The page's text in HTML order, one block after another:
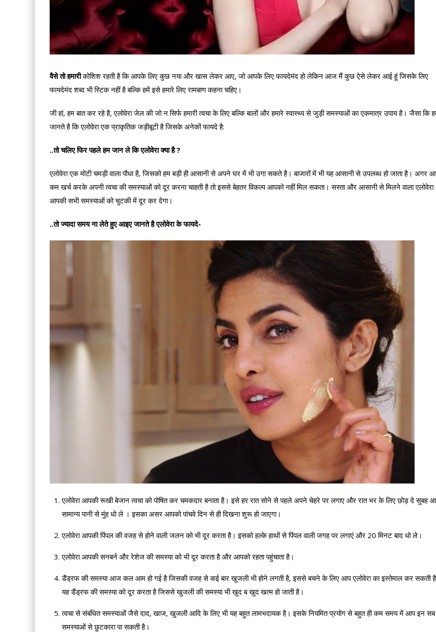
वैसे तो हमारीकोशिश रहती है कि आपके लिए कुछ नया और खास लेकर आए, जो आपके लिए फायदेमंद हो लेकिन आज मैं कुछ ऐसे लेकर आई हूं जिसके लिए
फायदेमंद शब्द भी स्टिक नहीं है बल्कि हमें इसे हमारे लिए रामबाण कहना चहिए।
जी हां, हम बात कर रहे है, एलोवेरा जेल की जो न सिर्फ हमारी त्वचा के लिए बल्कि बालों और हमारे स्वास्थ्य से जुड़ी समस्याओं का एकमात्र उपाय है। जैसा कि
जानते है कि एलोवेरा एक प्राकृतिक जड़ीबूटी है जिसके अनेकों फायदे है:
..तो चलिए फिर पहले हम जान ले कि एलोवेरा क्या है ?
एलोवेरा एक मोटी चमड़ी वाला पौधा है, जिसको हम बड़ी ही आसानी से अपने घर में भी उगा सकते है। बाजारों में भी यह आसानी से उपलब्ध हो जाता है। अगर
कम खर्च करके अपनी त्वचा की समस्याओं को दूर करना चाहती है तो इससे बेहतर विकल्प आपको नहीं मिल सकता। सस्ता और आसानी से मिलने वाला एलोवेरा
आपकी सभी समस्याओं को चुटकी में दूर कर देगा।
..तो ज्यादा समय ना लेते हुए आइए जानते है एलोवेरा के फायदे-
एलोवेरा आपकी रूखी बेजान त्वचा को पोषित कर चमकदार बनाता है। इसे हर रात सोने से पहले अपने चेहरे पर लगाए और रात भर के लिए छोड़ दे सुबह
सामान्य पानी से मुंह धो ले । इसका असर आपको पांचवे दिन से ही दिखना शुरू हो जाएगा।
एलोवेरा आपकी पिंपल की वजह से होने वाली जलन को भी दूर करता है। इसको हल्के हाथों से पिंपल वाली जगह पर लगाएं और 20 मिनट बाद धो ले।
एलोवेरा आपकी सनबर्न और रेशेज की समस्या को भी दूर करता है और आपको रहता पहुंचाता है।
डैंड्रफ की समस्या आज कल आम हो गई है जिसकी वजह से कई बार खुजली भी होने लगती है, इससे बचने के लिए आप एलोवेरा का इस्तेमाल कर सकती
यह डैंड्रफ की समस्या को दूर करता है जिससे खुजली की समस्या भी खुद ब खुद खत्म हो जाती है।
त्वचा से संबंधित समस्याओं जैसे दाद, खाज, खुजली आदि के लिए भी यह बहुत लामभदायक है। इसके नियमित प्रयोग से बहुत ही कम समय में आप इन सब
समस्याओं से छुटकारा पा सकती है।